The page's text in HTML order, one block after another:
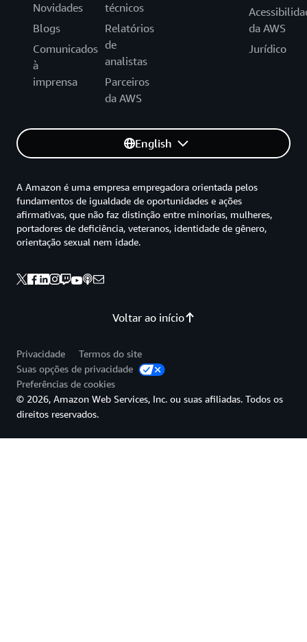
Novidades
Blogs
Comunicados
à
imprensa
técnicos
Relatórios
de
analistas
Parceiros
da AWS
da AWS
Jurídico
English
Voltar ao início
A Amazon é uma empresa empregadora orientada pelos
fundamentos de igualdade de oportunidades e ações
afirmativas, que não faz distinção entre minorias, mulheres,
portadores de deficiência, veteranos, identidade de gênero,
orientação sexual nem idade.
Privacidade
Termos do site
Suas opções de privacidade
Preferências de cookies
© 2026, Amazon Web Services, Inc. ou suas afiliadas. Todos os
direitos reservados.